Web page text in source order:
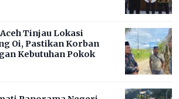
Tinjau Lokasi
Oi, Pastikan Korban
Kebutuhan Pokok